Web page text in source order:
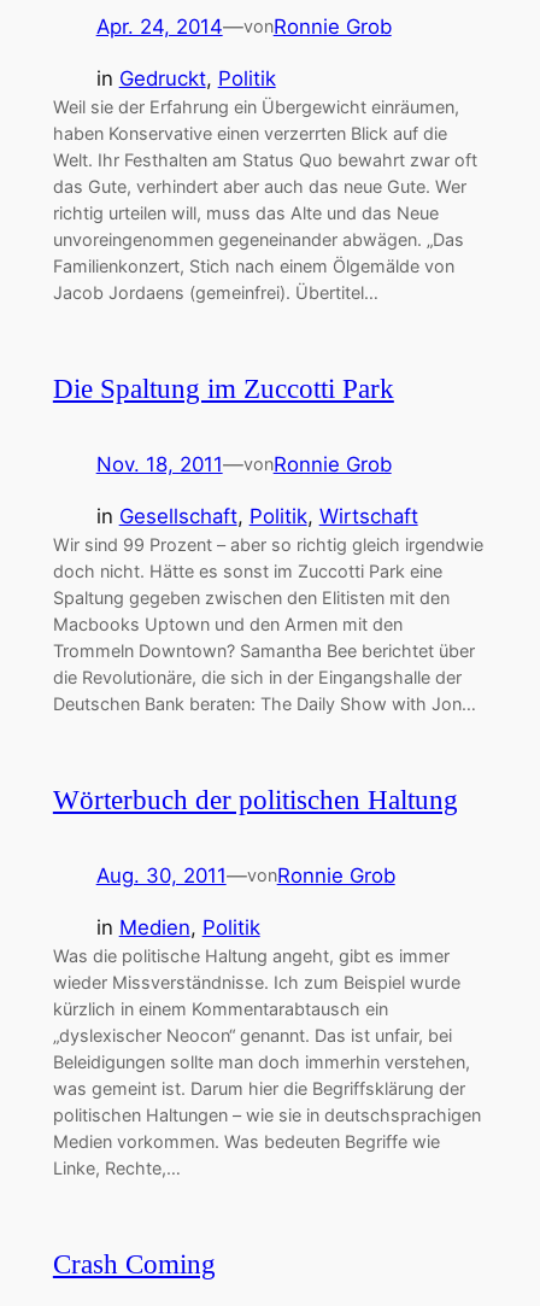
Apr. 24, 2014—vonRonnie Grob
in Gedruckt, Politik
Weil sie der Erfahrung ein Übergewicht einräumen,
haben Konservative einen verzerrten Blick auf die
Welt. Ihr Festhalten am Status Quo bewahrt zwar oft
das Gute, verhindert aber auch das neue Gute. Wer
richtig urteilen will, muss das Alte und das Neue
unvoreingenommen gegeneinander abwägen. „Das
Familienkonzert, Stich nach einem Ölgemälde von
Jacob Jordaens (gemeinfrei). Übertitel…
Die Spaltung im Zuccotti Park
Nov. 18, 2011—vonRonnie Grob
in Gesellschaft, Politik, Wirtschaft
Wir sind 99 Prozent – aber so richtig gleich irgendwie
doch nicht. Hätte es sonst im Zuccotti Park eine
Spaltung gegeben zwischen den Elitisten mit den
Macbooks Uptown und den Armen mit den
Trommeln Downtown? Samantha Bee berichtet über
die Revolutionäre, die sich in der Eingangshalle der
Deutschen Bank beraten: The Daily Show with Jon…
Wörterbuch der politischen Haltung
Aug. 30, 2011—vonRonnie Grob
in Medien, Politik
Was die politische Haltung angeht, gibt es immer
wieder Missverständnisse. Ich zum Beispiel wurde
kürzlich in einem Kommentarabtausch ein
„dyslexischer Neocon“ genannt. Das ist unfair, bei
Beleidigungen sollte man doch immerhin verstehen,
was gemeint ist. Darum hier die Begriffsklärung der
politischen Haltungen – wie sie in deutschsprachigen
Medien vorkommen. Was bedeuten Begriffe wie
Linke, Rechte,…
Crash Coming